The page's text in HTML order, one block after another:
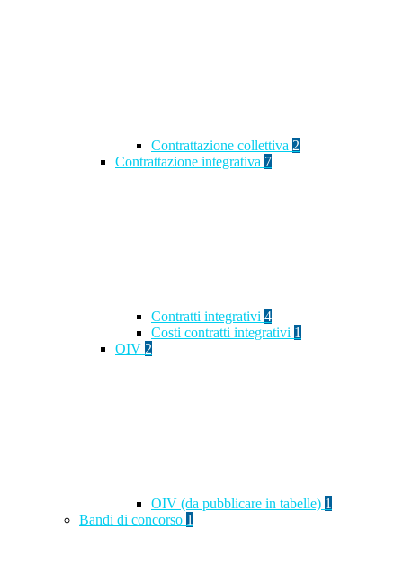
Contrattazione collettiva 2
Contrattazione integrativa 7
Contratti integrativi 4
Costi contratti integrativi 1
OIV 2
OIV (da pubblicare in tabelle) 1
Bandi di concorso 1